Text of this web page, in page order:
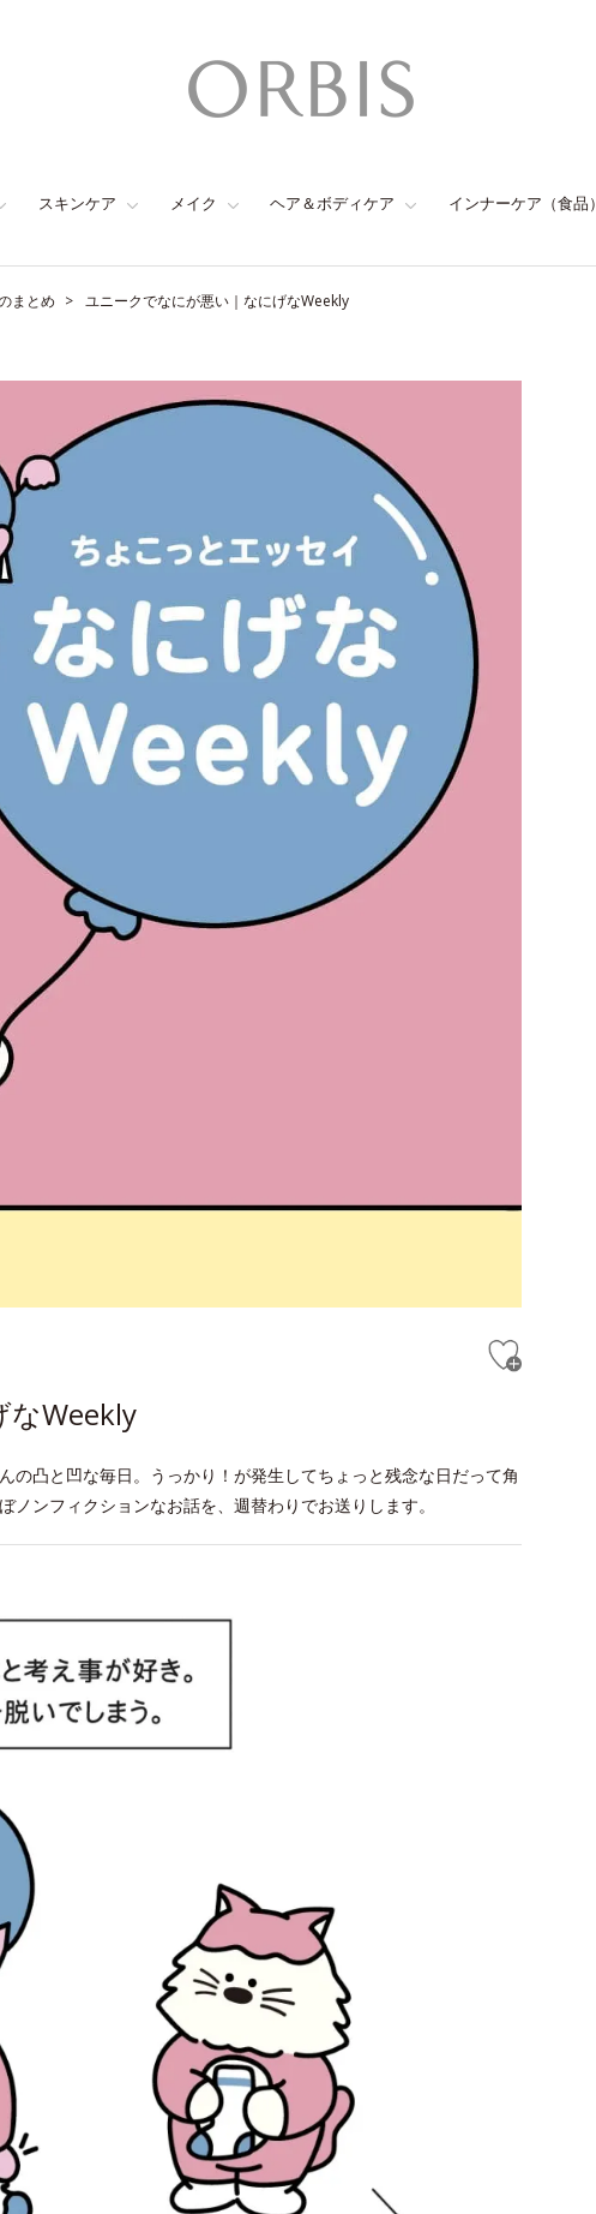
スキンケア メイク ヘア＆ボディケア インナーケア（食品）
まとめ ユニークでなにが悪い｜なにげなWeekly
なWeekly
の凸と凹な毎日。うっかり！が発生してちょっと残念な日だって角
ンフィクションなお話を、週替わりでお送りします。